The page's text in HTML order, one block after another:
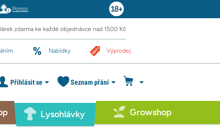
Pomoc
zdarma ke každé objednávce nad 1500 Kč
Nabídky Výprodej
Přihlásit se Seznam přání
Lysohlávky Growshop